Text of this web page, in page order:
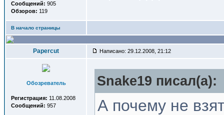
Сообщений: 905
Обзоров: 119
В начало страницы
Papercut Написано: 29.12.2008, 21:12
Обозреватель
Регистрация: 11.08.2008
Сообщений: 957
Snake19 писал(a):
А почему не